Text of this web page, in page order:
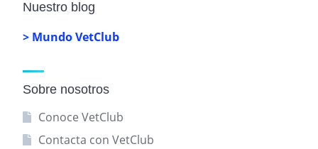
Nuestro blog
> Mundo VetClub
Sobre nosotros
Conoce VetClub
Contacta con VetClub